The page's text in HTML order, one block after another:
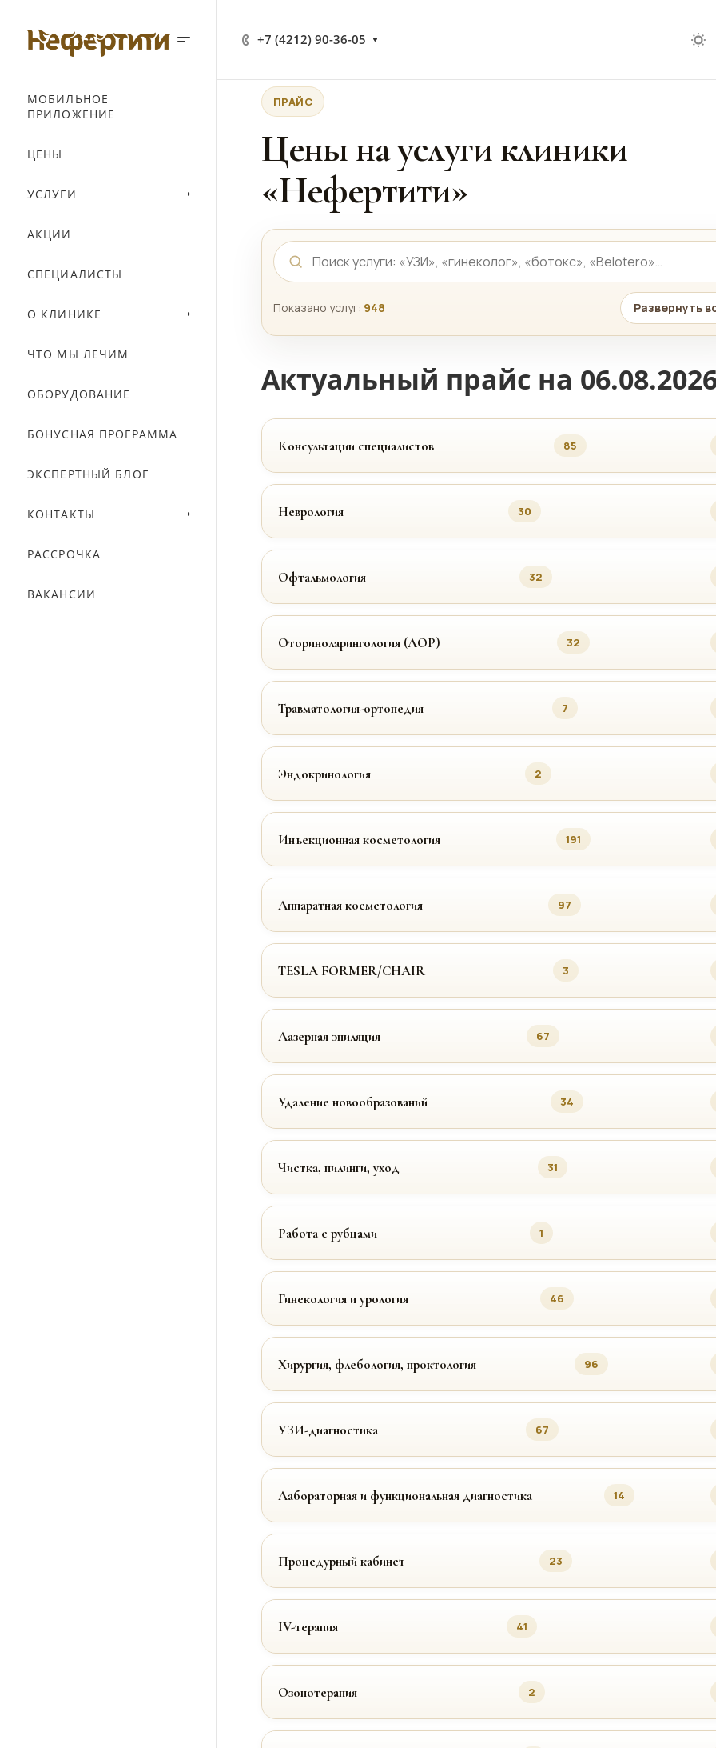
+7 (4212) 90-36-05
МОБИЛЬНОЕ
ПРИЛОЖЕНИЕ
ЦЕНЫ
УСЛУГИ
АКЦИИ
СПЕЦИАЛИСТЫ
О КЛИНИКЕ
ЧТО МЫ ЛЕЧИМ
ОБОРУДОВАНИЕ
БОНУСНАЯ ПРОГРАММА
ЭКСПЕРТНЫЙ БЛОГ
КОНТАКТЫ
РАССРОЧКА
ВАКАНСИИ
ПРАЙС
Цены на услуги клиники
«Нефертити»
Показано услуг: 948 Развернуть
Актуальный прайс на
Консультации специалистов 85
Неврология 30
Офтальмология 32
Оториноларингология (ЛОР) 32
Травматология-ортопедия 7
Эндокринология 2
Инъекционная косметология 191
Аппаратная косметология 97
TESLA FORMER/CHAIR 3
Лазерная эпиляция 67
Удаление новообразований 34
Чистка, пилинги, уход 31
Работа с рубцами 1
Гинекология и урология 46
Хирургия, флебология, проктология 96
УЗИ-диагностика 67
Лабораторная и функциональная диагностика 14
Процедурный кабинет 23
IV-терапия 41
Озонотерапия 2